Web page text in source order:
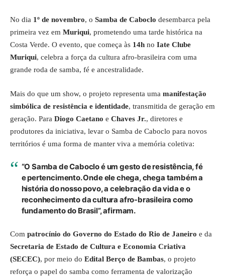
No dia 1º de novembro, o Samba de Caboclo desembarca pela
primeira vez em Muriqui, prometendo uma tarde histórica na
Costa Verde. O evento, que começa às 14h no Iate Clube
Muriqui, celebra a força da cultura afro-brasileira com uma
grande roda de samba, fé e ancestralidade.
Mais do que um show, o projeto representa uma manifestação
simbólica de resistência e identidade, transmitida de geração em
geração. Para Diogo Caetano e Chaves Jr., diretores e
produtores da iniciativa, levar o Samba de Caboclo para novos
territórios é uma forma de manter viva a memória coletiva:
“O Samba de Caboclo é um gesto de resistência, fé
e pertencimento. Onde ele chega, chega também a
história do nosso povo, a celebração da vida e o
reconhecimento da cultura afro-brasileira como
fundamento do Brasil”, afirmam.
Com patrocínio do Governo do Estado do Rio de Janeiro e da
Secretaria de Estado de Cultura e Economia Criativa
(SECEC), por meio do Edital Berço de Bambas, o projeto
reforça o papel do samba como ferramenta de valorização